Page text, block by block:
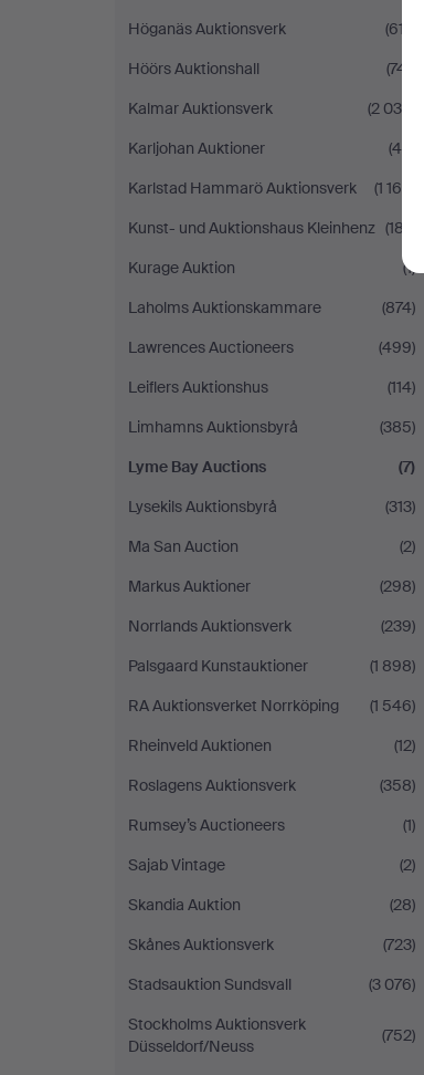
Höganäs Auktionsverk
(617)
Höörs Auktionshall
(741)
Kalmar Auktionsverk
(2 036)
Karljohan Auktioner
(46)
Karlstad Hammarö Auktionsverk
(1 169)
Kunst- und Auktionshaus Kleinhenz (187)
Kurage Auktion
(1)
Laholms Auktionskammare
(874)
Lawrences Auctioneers
(499)
Leiflers Auktionshus
(114)
Limhamns Auktionsbyrå
(385)
Lyme Bay Auctions
(7)
Lysekils Auktionsbyrå
(313)
Ma San Auction
(2)
Markus Auktioner
(298)
Norrlands Auktionsverk
(239)
Palsgaard Kunstauktioner
(1 898)
RA Auktionsverket Norrköping
(1 546)
Rheinveld Auktionen
(12)
Roslagens Auktionsverk
(358)
Rumsey’s Auctioneers
(1)
Sajab Vintage
(2)
Skandia Auktion
(28)
Skånes Auktionsverk
(723)
Stadsauktion Sundsvall
(3 076)
Stockholms Auktionsverk
Düsseldorf/Neuss
(752)